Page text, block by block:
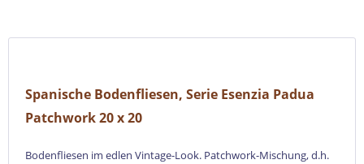
Spanische Bodenfliesen, Serie Esenzia Padua
Patchwork 20 x 20
Bodenfliesen im edlen Vintage-Look. Patchwork-Mischung, d.h.